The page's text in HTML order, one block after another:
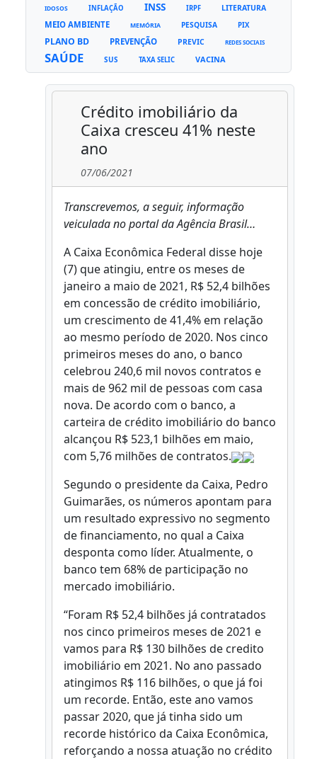
IDOSOS INFLAÇÃO INSS IRPF LITERATURA
MEIO AMBIENTE MEMÓRIA PESQUISA PIX
PLANO BD PREVENÇÃO PREVIC REDES SOCIAIS
SAÚDE SUS TAXA SELIC VACINA
Crédito imobiliário da
Caixa cresceu 41% neste
ano
07/06/2021
Transcrevemos, a seguir, informação
veiculada no portal da Agência Brasil…
A Caixa Econômica Federal disse hoje
(7) que atingiu, entre os meses de
janeiro a maio de 2021, R$ 52,4 bilhões
em concessão de crédito imobiliário,
um crescimento de 41,4% em relação
ao mesmo período de 2020. Nos cinco
primeiros meses do ano, o banco
celebrou 240,6 mil novos contratos e
mais de 962 mil de pessoas com casa
nova. De acordo com o banco, a
carteira de crédito imobiliário do banco
alcançou R$ 523,1 bilhões em maio,
com 5,76 milhões de contratos.
Segundo o presidente da Caixa, Pedro
Guimarães, os números apontam para
um resultado expressivo no segmento
de financiamento, no qual a Caixa
desponta como líder. Atualmente, o
banco tem 68% de participação no
mercado imobiliário.
“Foram R$ 52,4 bilhões já contratados
nos cinco primeiros meses de 2021 e
vamos para R$ 130 bilhões de credito
imobiliário em 2021. No ano passado
atingimos R$ 116 bilhões, o que já foi
um recorde. Então, este ano vamos
passar 2020, que já tinha sido um
recorde histórico da Caixa Econômica,
reforçando a nossa atuação no crédito